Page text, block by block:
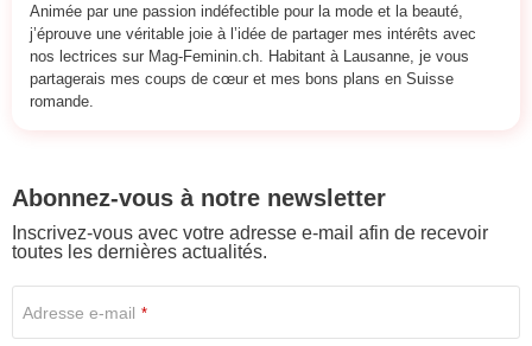
Animée par une passion indéfectible pour la mode et la beauté,
j’éprouve une véritable joie à l’idée de partager mes intérêts avec
nos lectrices sur Mag-Feminin.ch. Habitant à Lausanne, je vous
partagerais mes coups de cœur et mes bons plans en Suisse
romande.
Abonnez-vous à notre newsletter
Inscrivez-vous avec votre adresse e-mail afin de recevoir
toutes les dernières actualités.
Adresse e-mail *